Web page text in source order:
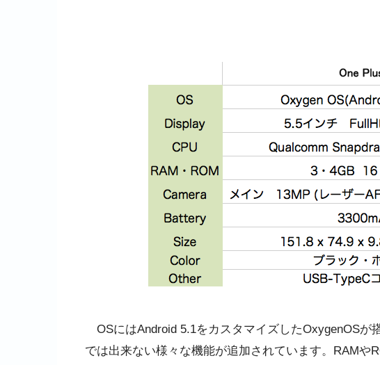
OSにはAndroid 5.1をカスタマイズしたOxygenOSが
では出来ない様々な機能が追加されています。RAMや